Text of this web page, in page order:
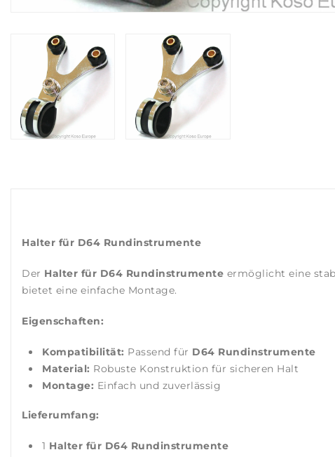
Halter für D64 Rundinstrumente
Der Halter für D64 Rundinstrumente ermöglicht eine
bietet eine einfache Montage.
Eigenschaften:
Kompatibilität: Passend für D64 Rundinstrumente
Material: Robuste Konstruktion für sicheren Halt
Montage: Einfach und zuverlässig
Lieferumfang:
1 Halter für D64 Rundinstrumente